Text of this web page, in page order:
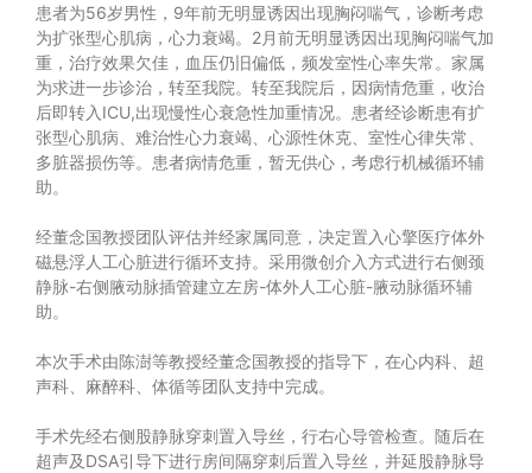
患者为56岁男性，9年前无明显诱因出现胸闷喘气，诊断考虑
为扩张型心肌病，心力衰竭。2月前无明显诱因出现胸闷喘气加
重，治疗效果欠佳，血压仍旧偏低，频发室性心率失常。家属
为求进一步诊治，转至我院。转至我院后，因病情危重，收治
后即转入ICU,出现慢性心衰急性加重情况。患者经诊断患有扩
张型心肌病、难治性心力衰竭、心源性休克、室性心律失常、
多脏器损伤等。患者病情危重，暂无供心，考虑行机械循环辅
助。
经董念国教授团队评估并经家属同意，决定置入心擎医疗体外
磁悬浮人工心脏进行循环支持。采用微创介入方式进行右侧颈
静脉-右侧腋动脉插管建立左房-体外人工心脏-腋动脉循环辅
助。
本次手术由陈澍等教授经董念国教授的指导下，在心内科、超
声科、麻醉科、体循等团队支持中完成。
手术先经右侧股静脉穿刺置入导丝，行右心导管检查。随后在
超声及DSA引导下进行房间隔穿刺后置入导丝，并延股静脉导